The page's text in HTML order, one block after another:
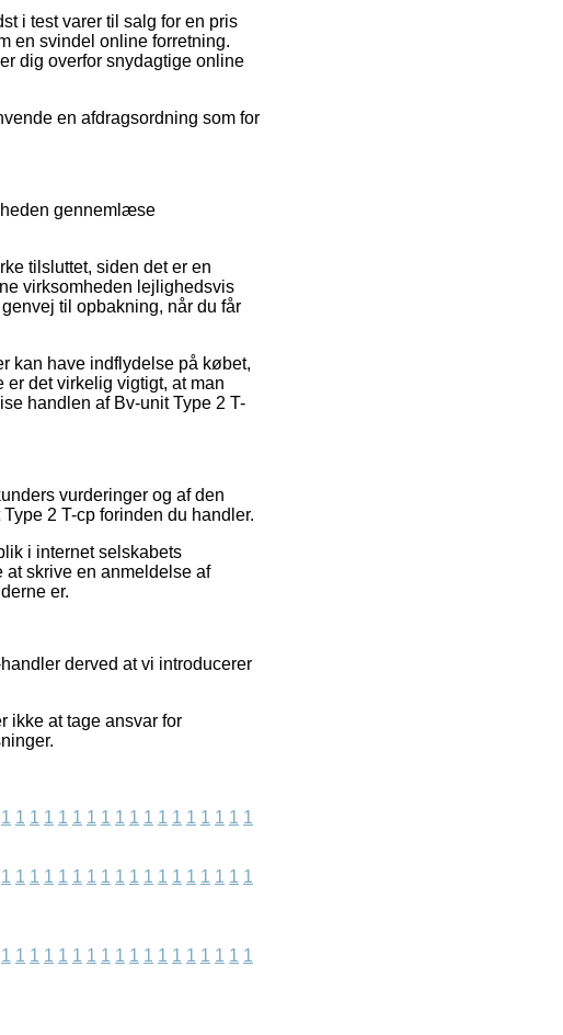
i test varer til salg for en pris
en svindel online forretning.
dig overfor snydagtige online
en afdragsordning som for
gennemlæse
tilsluttet, siden det er en
virksomheden lejlighedsvis
til opbakning, når du får
kan have indflydelse på købet,
det virkelig vigtigt, at man
handlen af Bv-unit Type 2 T-
vurderinger og af den
2 T-cp forinden du handler.
i internet selskabets
skrive en anmeldelse af
er.
derved at vi introducerer
ikke at tage ansvar for
1 1 1 1 1 1 1 1 1 1 1 1 1 1 1 1 1 1
1 1 1 1 1 1 1 1 1 1 1 1 1 1 1 1 1 1
1 1 1 1 1 1 1 1 1 1 1 1 1 1 1 1 1 1